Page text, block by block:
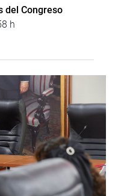
del Congreso
h